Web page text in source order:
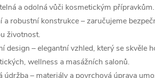
a odolná vůči kosmetickým přípravkům.
a robustní konstrukce – zaručujeme
životnost.
design – elegantní vzhled, který se skvěle
wellness a masážních salonů.
údržba – materiály a povrchová úprava